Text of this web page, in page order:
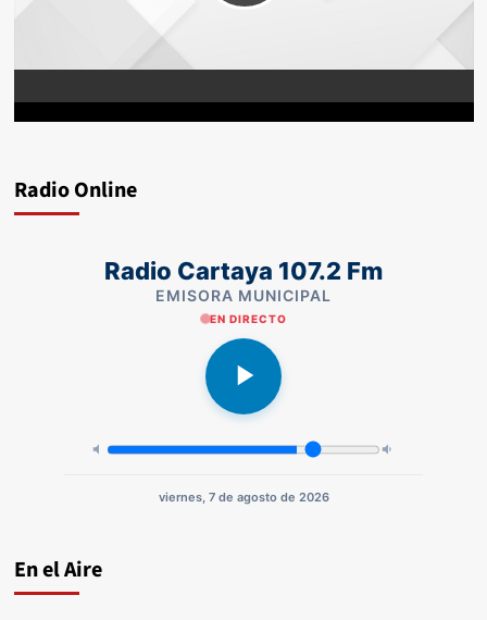
Radio Online
Radio Cartaya 107.2 Fm
EMISORA MUNICIPAL
EN DIRECTO
viernes, 7 de agosto de 2026
En el Aire